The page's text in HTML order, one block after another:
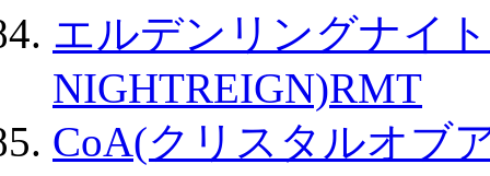
エルデンリングナイ
NIGHTREIGN)RMT
CoA(クリスタルオブ